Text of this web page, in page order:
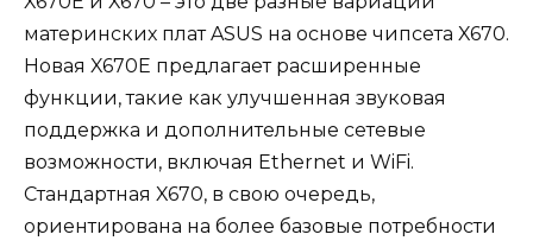
материнских плат ASUS на основе чипсета X670.
Новая X670E предлагает расширенные
функции, такие как улучшенная звуковая
поддержка и дополнительные сетевые
возможности, включая Ethernet и WiFi.
Стандартная X670, в свою очередь,
ориентирована на более базовые потребности